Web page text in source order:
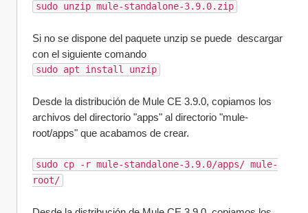
sudo unzip mule-standalone-3.9.0.zip
Si no se dispone del paquete unzip se puede  descargar
con el siguiente comando
sudo apt install unzip
Desde la distribución de Mule CE 3.9.0, copiamos los
archivos del directorio "apps" al directorio "mule-
root/apps" que acabamos de crear.
sudo cp -r mule-standalone-3.9.0/apps/ mule-
root/